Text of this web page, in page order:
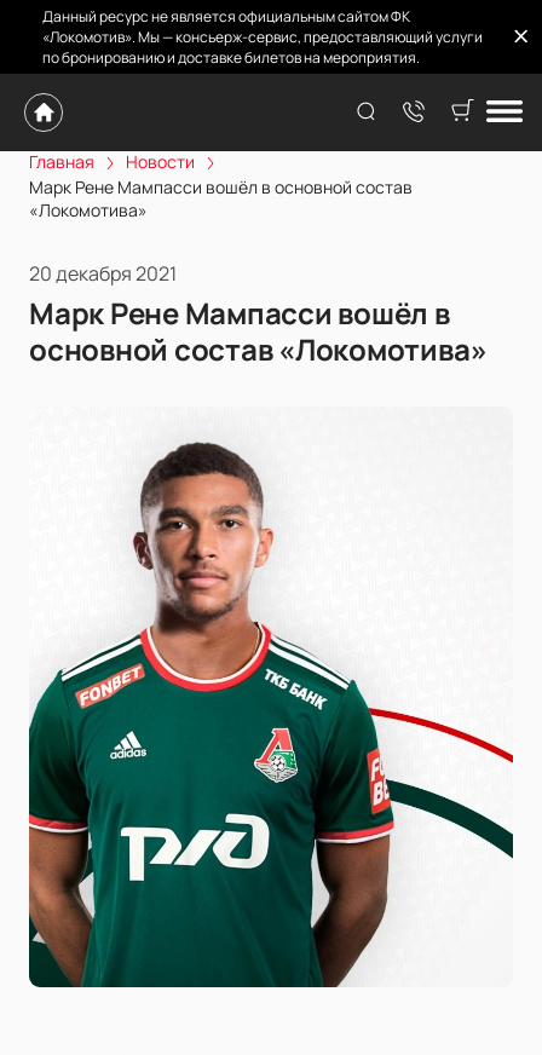
Данный ресурс не является официальным сайтом ФК
«Локомотив». Мы — консьерж-сервис, предоставляющий услуги
по бронированию и доставке билетов на мероприятия.
Главная
Новости
Марк Рене Мампасси вошёл в основной состав
«Локомотива»
20 декабря 2021
Марк Рене Мампасси вошёл в
основной состав «Локомотива»